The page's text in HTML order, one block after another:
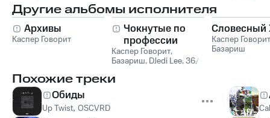
Другие альбомы исполнителя
Архивы
Каспер Говорит
Чокнутые по
профессии
Каспер Говорит,
Базариш, DJedi Lee,36/
Словесный
Каспер Говорит
Базариш
Похожие треки
Обиды
Up Twist, OSCVRD